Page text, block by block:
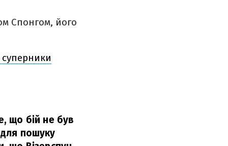
Спонгом, його
суперники
що бій не був
пошуку